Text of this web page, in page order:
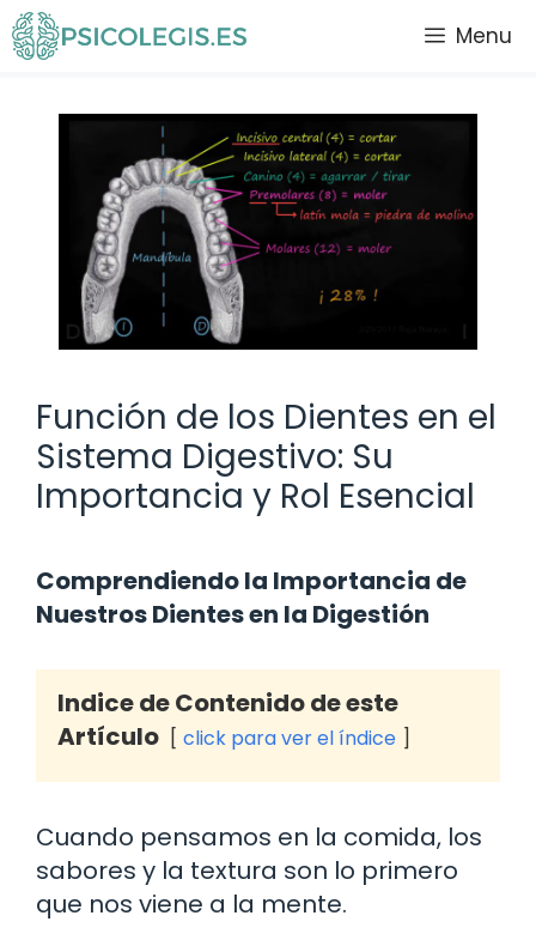
Saltar
al
Menu
Función de los Dientes en el
Sistema Digestivo: Su
Importancia y Rol Esencial
Comprendiendo la Importancia de
Nuestros Dientes en la Digestión
Indice de Contenido de este
Artículo
click para ver el índice
Cuando pensamos en la comida, los
sabores y la textura son lo primero
que nos viene a la mente.